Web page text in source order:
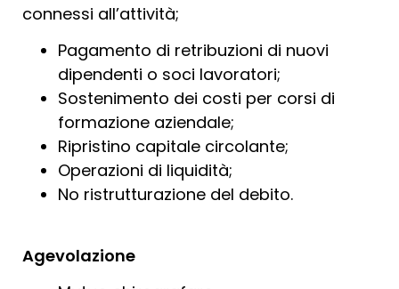
connessi all’attività;
Pagamento di retribuzioni di nuovi
dipendenti o soci lavoratori;
Sostenimento dei costi per corsi di
formazione aziendale;
Ripristino capitale circolante;
Operazioni di liquidità;
No ristrutturazione del debito.
Agevolazione